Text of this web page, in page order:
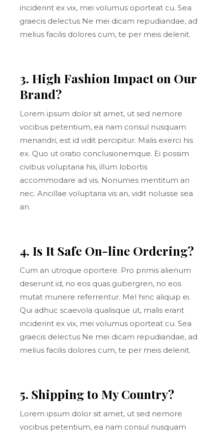
inciderint ex vix, mei volumus oporteat cu. Sea
graecis delectus Ne mei dicam repudiandae, ad
melius facilis dolores cum, te per meis delenit.
3. High Fashion Impact on Our
Brand?
Lorem ipsum dolor sit amet, ut sed nemore
vocibus petentium, ea nam consul nusquam
menandri, est id vidit percipitur. Malis exerci his
ex. Quo ut oratio conclusionemque. Ei possim
civibus voluptaria his, illum lobortis
accommodare ad vis. Nonumes mentitum an
nec. Ancillae voluptaria vis an, vidit noluisse sea
an.
4. Is It Safe On-line Ordering?
Cum an utroque oportere. Pro primis alienum
deserunt id, no eos quas gubergren, no eos
mutat munere referrentur. Mel hinc aliquip ei.
Qui adhuc scaevola qualisque ut, malis erant
inciderint ex vix, mei volumus oporteat cu. Sea
graecis delectus Ne mei dicam repudiandae, ad
melius facilis dolores cum, te per meis delenit.
5. Shipping to My Country?
Lorem ipsum dolor sit amet, ut sed nemore
vocibus petentium, ea nam consul nusquam